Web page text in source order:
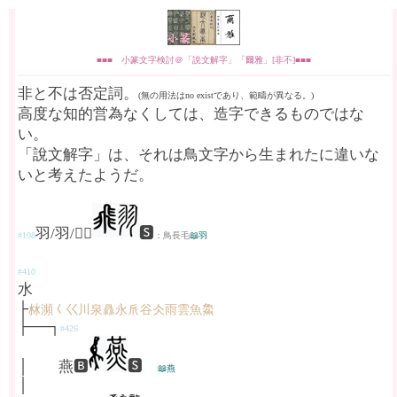
■■■ 小篆文字検討＠「說文解字」「爾雅」[非不]■■■
非と不は否定詞。 (無の用法はno existであり、範疇が異なる。)
高度な知的営為なくしては、造字できるものではな
い。
「說文解字」は、それは鳥文字から生まれたに違いな
いと考えたようだ。
#108羽/羽/𦏲🅱 🆂 ：鳥長毛📖羽
#410
水
├沝瀕𡿨巜川泉灥永𠂢谷仌雨雲魚𩺰
├──┐ #426
│ 燕🅱 🆂 📖燕